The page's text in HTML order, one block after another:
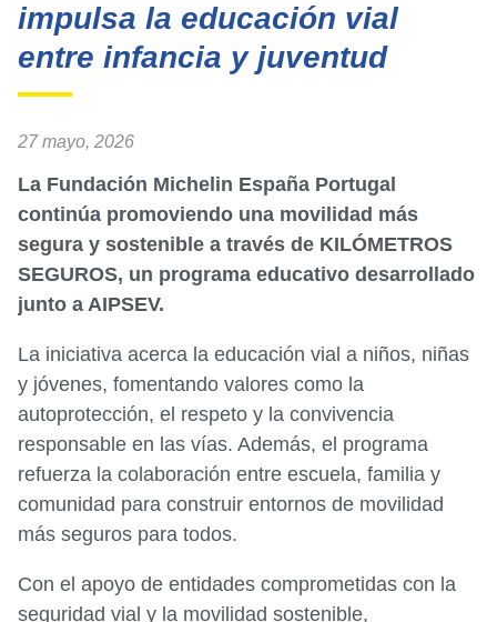
impulsa la educación vial
entre infancia y juventud
27 mayo, 2026
La Fundación Michelin España Portugal
continúa promoviendo una movilidad más
segura y sostenible a través de KILÓMETROS
SEGUROS, un programa educativo desarrollado
junto a AIPSEV.
La iniciativa acerca la educación vial a niños, niñas
y jóvenes, fomentando valores como la
autoprotección, el respeto y la convivencia
responsable en las vías. Además, el programa
refuerza la colaboración entre escuela, familia y
comunidad para construir entornos de movilidad
más seguros para todos.
Con el apoyo de entidades comprometidas con la
seguridad vial y la movilidad sostenible,